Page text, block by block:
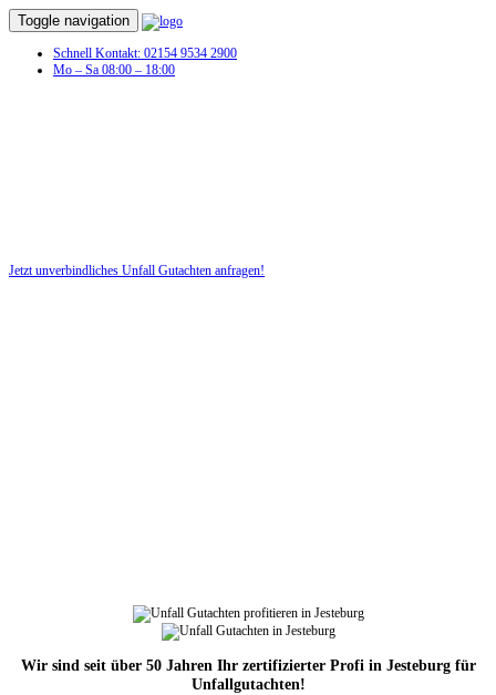
Toggle navigation
Schnell Kontakt: 02154 9534 2900
Mo – Sa 08:00 – 18:00
Jetzt unverbindliches Unfall Gutachten anfragen!
Wir sind seit über 50 Jahren Ihr zertifizierter Profi in Jesteburg für
Unfallgutachten!